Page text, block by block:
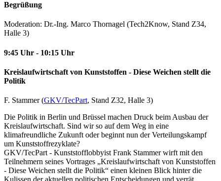
Begrüßung
Moderation: Dr.-Ing. Marco Thornagel (Tech2Know, Stand Z34,
Halle 3)
9:45 Uhr - 10:15 Uhr
Kreislaufwirtschaft von Kunststoffen - Diese Weichen stellt die
Politik
F. Stammer (GKV/TecPart, Stand Z32, Halle 3)
Die Politik in Berlin und Brüssel machen Druck beim Ausbau der
Kreislaufwirtschaft. Sind wir so auf dem Weg in eine
klimafreundliche Zukunft oder beginnt nun der Verteilungskampf
um Kunststoffrezyklate?
GKV/TecPart - Kunststofflobbyist Frank Stammer wirft mit den
Teilnehmern seines Vortrages „Kreislaufwirtschaft von Kunststoffen
- Diese Weichen stellt die Politik“ einen kleinen Blick hinter die
Kulissen der aktuellen politischen Entscheidungen und verrät,